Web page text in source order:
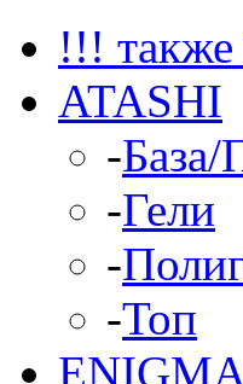
!!!
ATASHI
-База/
-Гели
-
-Топ